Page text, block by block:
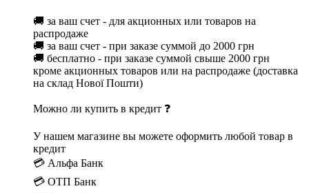
🚚 за ваш счет - для акционных или товаров на
распродаже
🚚 за ваш счет - при заказе суммой до 2000 грн
🚚 бесплатно - при заказе суммой свыше 2000 грн
кроме акционных товаров или на распродаже (доставка
на склад Нової Пошти)
Можно ли купить в кредит ❓
У нашем магазине вы можете оформить любой товар в
кредит
💳 Альфа Банк
💳 ОТП Банк